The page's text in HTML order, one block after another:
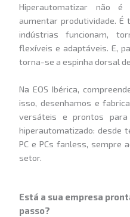
Hiperautomatizar não
aumentar produtividade.
indústrias funcionam,
flexíveis e adaptáveis. E,
torna-se a espinha dorsal
Na EOS Ibérica,
isso, desenhamos e
versáteis e prontos
hiperautomatizado: desde
PC e PCs fanless, sempre
setor.
Está a sua empresa
passo?